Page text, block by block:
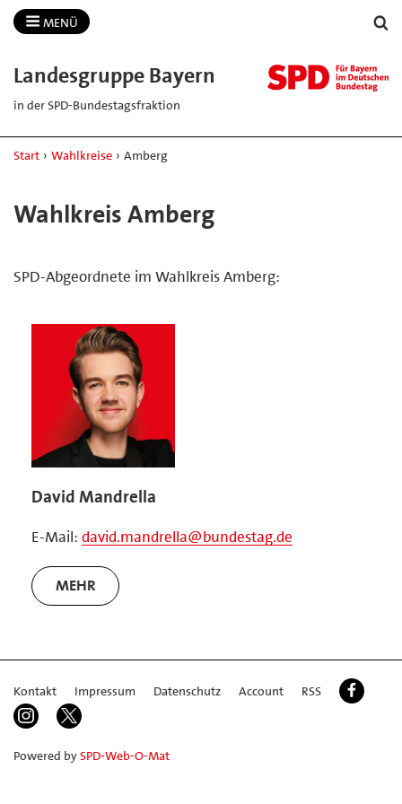
MENÜ
Landesgruppe Bayern
in der SPD-Bundestagsfraktion
Start › Wahlkreise › Amberg
Wahlkreis Amberg
SPD-Abgeordnete im Wahlkreis Amberg:
David Mandrella
E-Mail: david.mandrella@bundestag.de
MEHR
Kontakt Impressum Datenschutz Account RSS
Powered bySPD-Web-O-Mat